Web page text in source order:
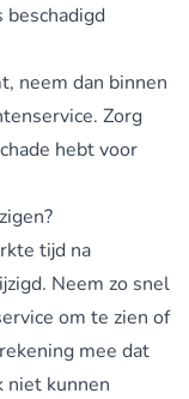
neem dan binnen
. Zorg
hebt voor
tijd na
Neem zo snel
om te zien of
mee dat
niet kunnen